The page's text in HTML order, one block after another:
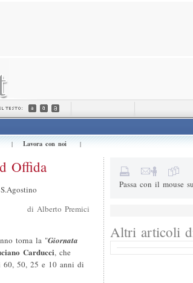
Lavora con noi|
Offida
di Alberto Premici
torna la "Giornata
Carducci, che
60, 50, 25 e 10 anni di
Passa con il mouse
Il tuo
Altri articoli